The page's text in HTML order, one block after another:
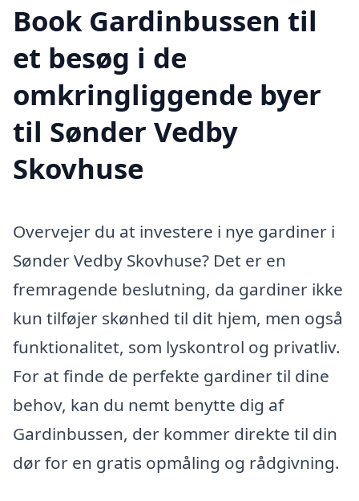
Book Gardinbussen til
et besøg i de
omkringliggende byer
til Sønder Vedby
Skovhuse
Overvejer du at investere i nye gardiner i
Sønder Vedby Skovhuse? Det er en
fremragende beslutning, da gardiner ikke
kun tilføjer skønhed til dit hjem, men også
funktionalitet, som lyskontrol og privatliv.
For at finde de perfekte gardiner til dine
behov, kan du nemt benytte dig af
Gardinbussen, der kommer direkte til din
dør for en gratis opmåling og rådgivning.